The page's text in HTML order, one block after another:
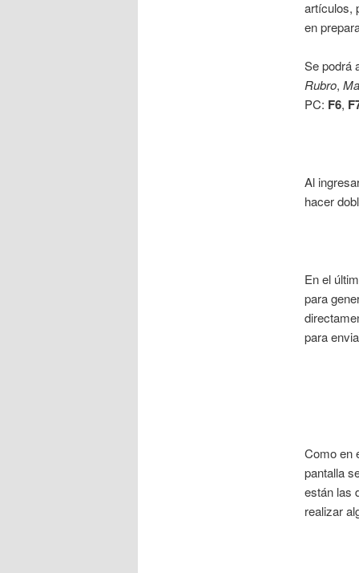
artículos,
en
Se podrá
Rubro,
PC: F6,
Al
hacer
En el
para
para
Como en
pantalla
están las
realizar